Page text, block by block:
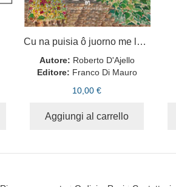
Cu na puisia ô juorno me levo 'a morte 'a tuorno
Autore: Roberto D'Ajello
Editore: Franco Di Mauro
10,00 €
Aggiungi al carrello